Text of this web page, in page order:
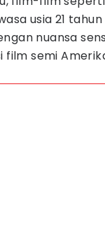
usia 21 tahun
nuansa
semi